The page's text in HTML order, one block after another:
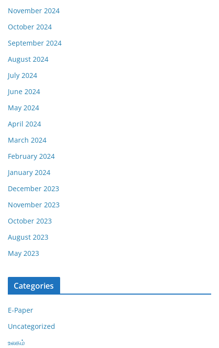
November 2024
October 2024
September 2024
August 2024
July 2024
June 2024
May 2024
April 2024
March 2024
February 2024
January 2024
December 2023
November 2023
October 2023
August 2023
May 2023
Categories
E-Paper
Uncategorized
உலகம்